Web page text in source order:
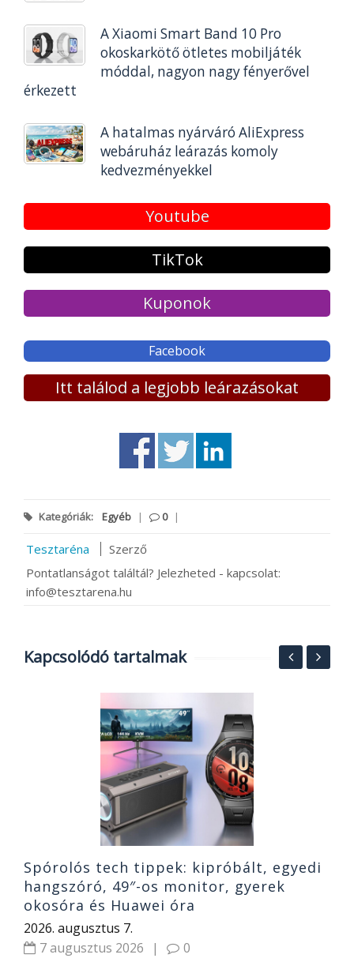
A Xiaomi Smart Band 10 Pro
okoskarkötő ötletes mobiljáték
móddal, nagyon nagy fényerővel
érkezett
A hatalmas nyárváró AliExpress
webáruház leárazás komoly
kedvezményekkel
Youtube
TikTok
Kuponok
Facebook
Itt találod a legjobb leárazásokat
Kategóriák: Egyéb | 0 |
Tesztaréna
Szerző
Pontatlanságot találtál? Jelezheted - kapcsolat:
info@tesztarena.hu
Kapcsolódó tartalmak
Spórolós tech tippek: kipróbált, egyedi
hangszóró, 49″-os monitor, gyerek
okosóra és Huawei óra
2026. augusztus 7.
7 augusztus 2026
| 0